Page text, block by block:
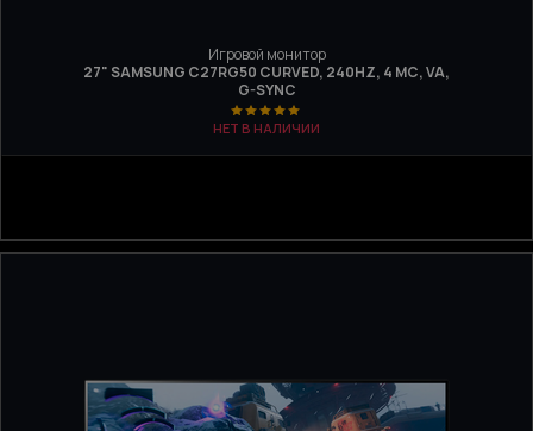
Игровой монитор
27" SAMSUNG C27RG50 CURVED, 240HZ, 4 МС, VA,
G-SYNC
НЕТ В НАЛИЧИИ